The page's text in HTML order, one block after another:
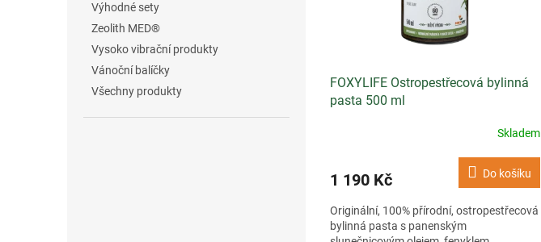
Výhodné sety
Zeolith MED®
Vysoko vibrační produkty
Vánoční balíčky
Všechny produkty
FOXYLIFE Ostropestřecová bylinná
pasta 500 ml
Skladem
1 190 Kč Do košíku
Originální, 100% přírodní, ostropestřecová
bylinná pasta s panenským